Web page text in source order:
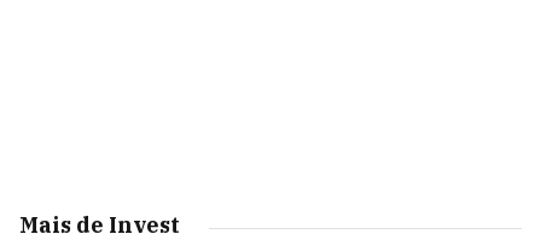
Mais de Invest